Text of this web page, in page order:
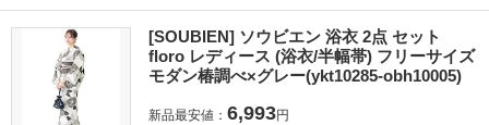
[SOUBIEN] ソウビエン 浴衣 2点 セット
floro レディース (浴衣/半幅帯) フリーサイズ
モダン椿調べ×グレー(ykt10285-obh10005)
新品最安値： 6,993円